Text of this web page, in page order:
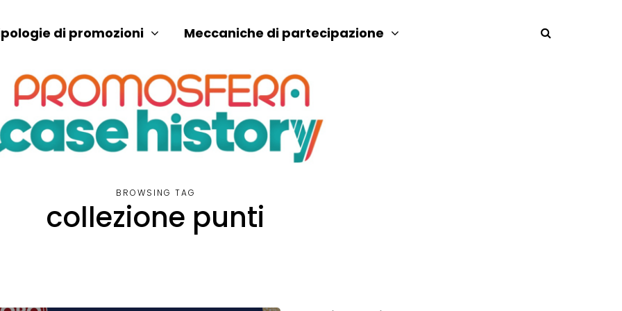
di promozioni Meccaniche di partecipazione
BROWSING TAG
collezione punti